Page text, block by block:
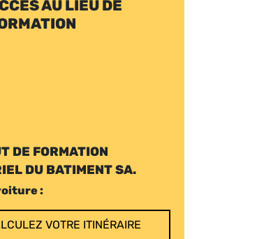
AU LIEU DE
DE FORMATION
DU BATIMENT SA.
:
VOTRE ITINÉRAIRE